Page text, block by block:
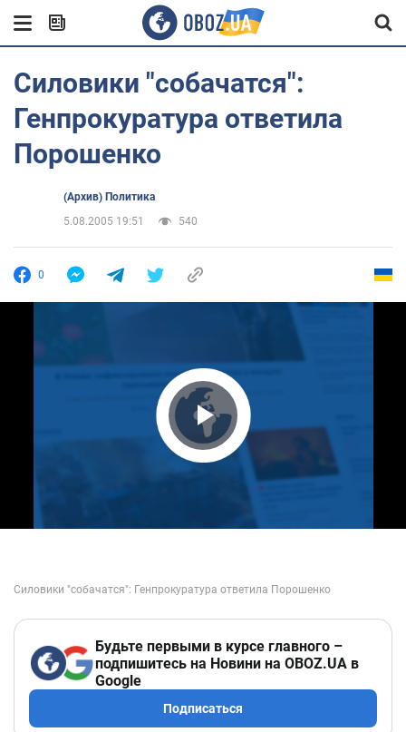
Силовики "собачатся":
Генпрокуратура ответила
Порошенко
(Архив) Политика
5.08.2005 19:51
540
0
Play Video
Будьте первыми в курсе главного –
подпишитесь на Новини на OBOZ.UA в
Google
Подписаться